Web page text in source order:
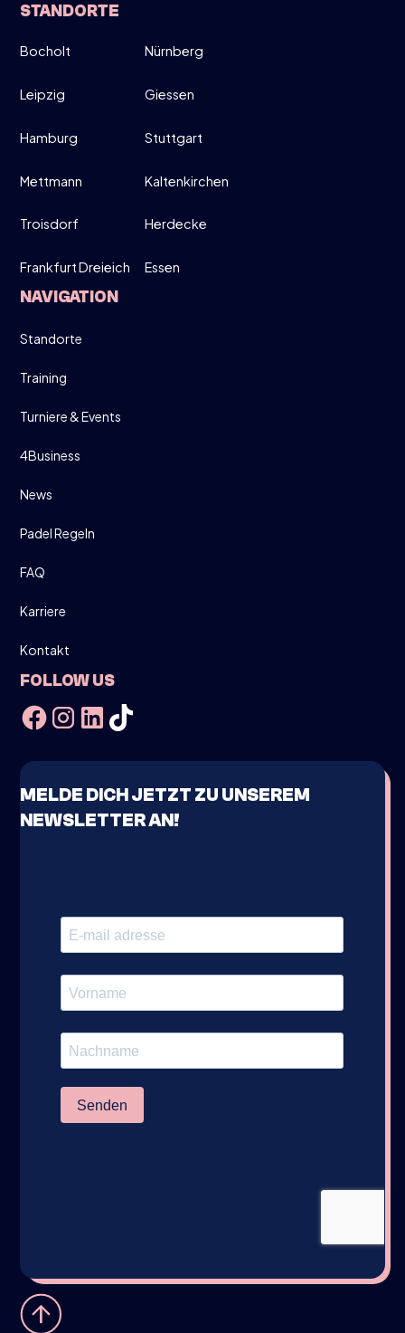
MITTWOCH
26
MÄRZ
MOVE UP, MOVE DOWN - MEN ONLY!
19:00-21:30
DIRECT INSCHRIJVEN
STANDORTE
Bocholt Nürnberg
Leipzig Giessen
Hamburg Stuttgart
Mettmann Kaltenkirchen
Troisdorf Herdecke
Frankfurt Dreieich Essen
NAVIGATION
Standorte
Training
Turniere & Events
4Business
News
Padel Regeln
FAQ
Karriere
Kontakt
FOLLOW US
MELDE DICH JETZT ZU UNSEREM
NEWSLETTER AN!